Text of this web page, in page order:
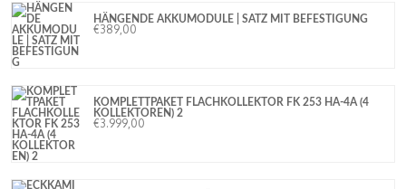
HÄNGENDE AKKUMODULE | SATZ MIT BEFESTIGUNG
€389,00
KOMPLETTPAKET FLACHKOLLEKTOR FK 253 HA-4A (4
KOLLEKTOREN) 2
€3.999,00